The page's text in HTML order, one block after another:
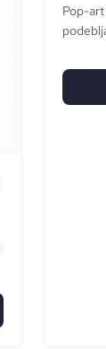
Pop-